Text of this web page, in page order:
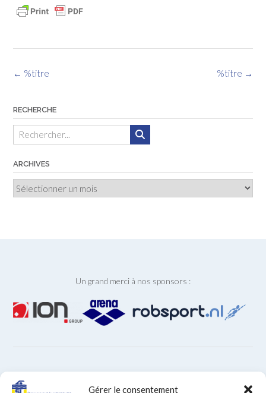
Gérer le consentement
Navigation
%titre →
← %titre
RECHERCHE
ARCHIVES
Archives
Un grand merci à nos sponsors :
ARCHIVES